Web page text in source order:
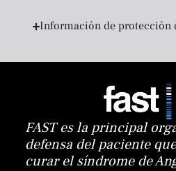
Información de protección
FAST es la principal
defensa del paciente
curar el síndrome de